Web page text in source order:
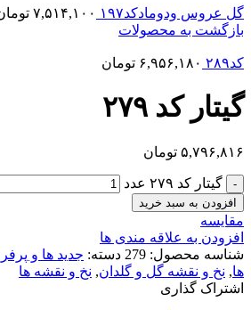
گل عروس ودومادکد۱۹۷ ۷,۵۱۴,۱۰۰
بازگشت به محصولات
کد۲۸۹ ۶,۹۵۶,۱۸۰ تومان
گیتار کد ۲۷۹
۵,۷۹۶,۸۱۶ تومان
گیتار کد ۲۷۹ عدد
افزودن به سبد خرید
مقایسه
افزودن به علاقه مندی ها
شناسه محصول: 279 دسته: جدید ها و
ها, نخ و نقشه گل و گلدان, نخ و نقشه ها
اشتراک گذاری